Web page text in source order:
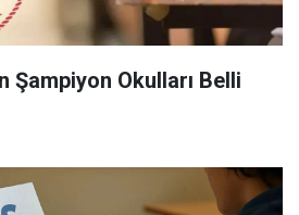
Şampiyon Okulları Belli